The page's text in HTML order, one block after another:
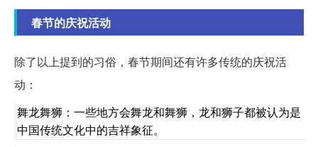
春节的庆祝活动
除了以上提到的习俗，春节期间还有许多传统的庆祝活
动：
舞龙舞狮：一些地方会舞龙和舞狮，龙和狮子都被认为是
中国传统文化中的吉祥象征。